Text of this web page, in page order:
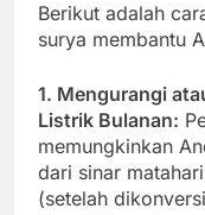
Berikut adalah
surya membantu
1. Mengurangi
Listrik Bulanan:
memungkinkan
dari sinar
(setelah